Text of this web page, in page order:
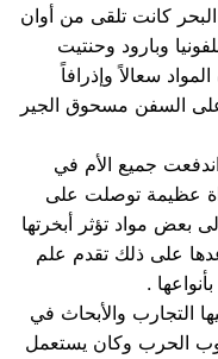
كانت تلقى من أوان
وبارود وحنتيت
سعالاً وإذرافاً
السفن مسحوق الجير
جميع الأم في
عظيمة توصلت على
بعض مواد تؤثر أبخرتها
على ذلك تقدم علم
.
التجارب والأبحاث في
الحرب وكان يستعمل